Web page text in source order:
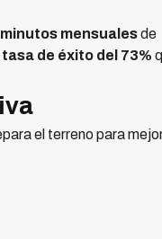
mensualesde
tasa de éxito del 73%
el terreno para